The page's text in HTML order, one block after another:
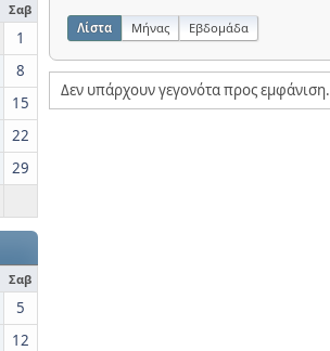
Σαβ
1
8
15
22
29
Σαβ
5
12
Λίστα Μήνας Εβδομάδα
Δεν υπάρχουν γεγονότα προς εμφάνιση.